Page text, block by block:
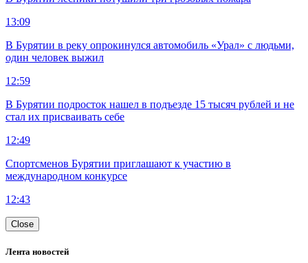
13:09
В Бурятии в реку опрокинулся автомобиль «Урал» с людьми,
один человек выжил
12:59
В Бурятии подросток нашел в подъезде 15 тысяч рублей и не
стал их присваивать себе
12:49
Спортсменов Бурятии приглашают к участию в
международном конкурсе
12:43
Close
Лента новостей